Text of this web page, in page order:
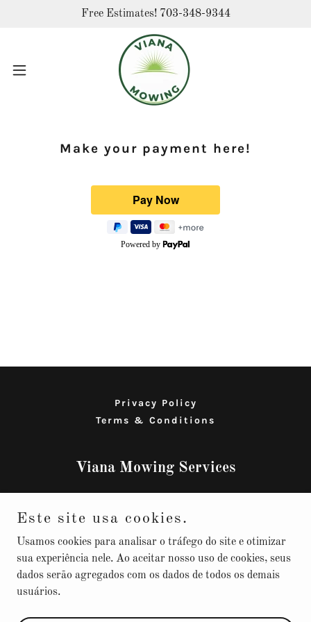
Free Estimates! 703-348-9344
Make your payment here!
Privacy Policy
Terms & Conditions
Viana Mowing Services
703-348-9344
Copyright © 2026 Viana Mowing Services – Todos os direitos
Este site usa cookies.
Usamos cookies para analisar o tráfego do site e otimizar
sua experiência nele. Ao aceitar nosso uso de cookies, seus
dados serão agregados com os dados de todos os demais
usuários.